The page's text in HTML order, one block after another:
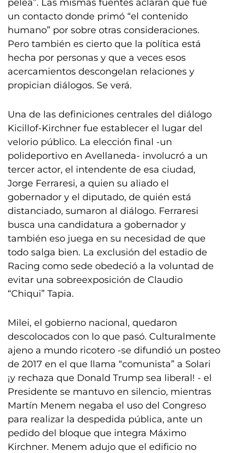
pelea”. Las mismas fuentes aclaran que fue
un contacto donde primó “el contenido
humano” por sobre otras consideraciones.
Pero también es cierto que la política está
hecha por personas y que a veces esos
acercamientos descongelan relaciones y
propician diálogos. Se verá.
Una de las definiciones centrales del diálogo
Kicillof-Kirchner fue establecer el lugar del
velorio público. La elección final -un
polideportivo en Avellaneda- involucró a un
tercer actor, el intendente de esa ciudad,
Jorge Ferraresi, a quien su aliado el
gobernador y el diputado, de quién está
distanciado, sumaron al diálogo. Ferraresi
busca una candidatura a gobernador y
también eso juega en su necesidad de que
todo salga bien. La exclusión del estadio de
Racing como sede obedeció a la voluntad de
evitar una sobreexposición de Claudio
“Chiqui” Tapia.
Milei, el gobierno nacional, quedaron
descolocados con lo que pasó. Culturalmente
ajeno a mundo ricotero -se difundió un posteo
de 2017 en el que llama “comunista” a Solari
¡y rechaza que Donald Trump sea liberal! - el
Presidente se mantuvo en silencio, mientras
Martín Menem negaba el uso del Congreso
para realizar la despedida pública, ante un
pedido del bloque que integra Máximo
Kirchner. Menem adujo que el edificio no